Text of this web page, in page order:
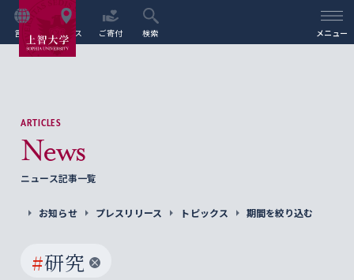
言語 アクセス ご寄付 検索 メニュー
ARTICLES
News
ニュース記事一覧
お知らせ プレスリリース トピックス 期間を絞り込む
#研究